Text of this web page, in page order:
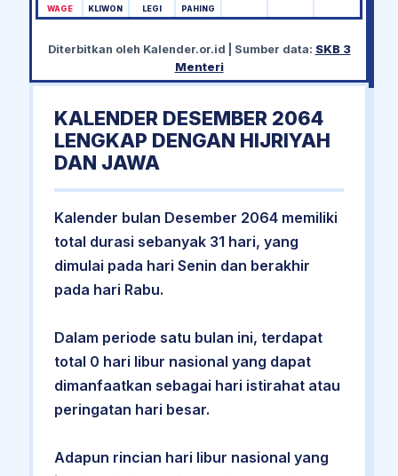
WAGE KLIWON LEGI PAHING
Diterbitkan oleh Kalender.or.id | Sumber data: SKB 3
Menteri
KALENDER DESEMBER 2064
LENGKAP DENGAN HIJRIYAH
DAN JAWA
Kalender bulan Desember 2064 memiliki
total durasi sebanyak 31 hari, yang
dimulai pada hari Senin dan berakhir
pada hari Rabu.
Dalam periode satu bulan ini, terdapat
total 0 hari libur nasional yang dapat
dimanfaatkan sebagai hari istirahat atau
peringatan hari besar.
Adapun rincian hari libur nasional yang